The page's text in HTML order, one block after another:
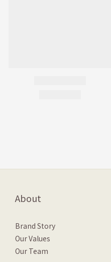
About
Brand Story
Our Values
Our Team